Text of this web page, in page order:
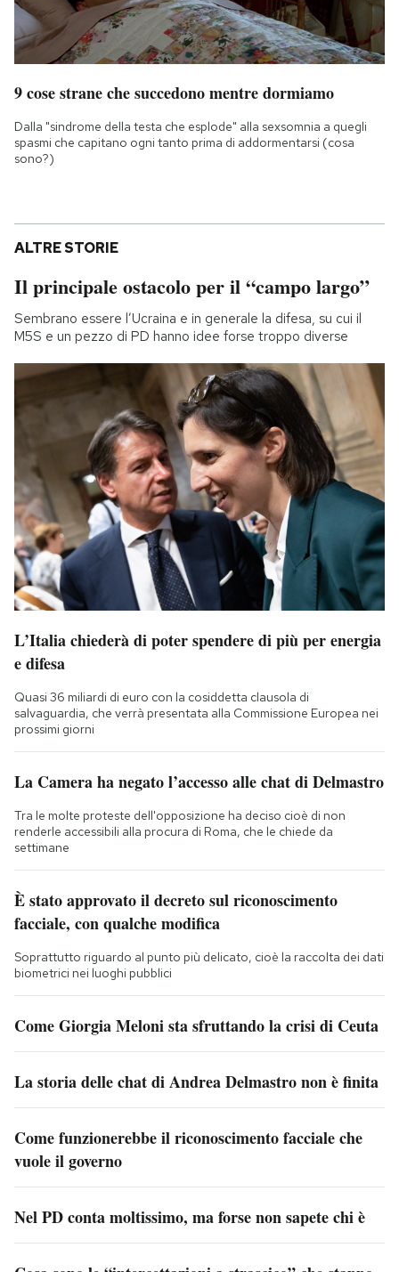
9 cose strane che succedono mentre dormiamo
Dalla "sindrome della testa che esplode" alla sexsomnia a quegli
spasmi che capitano ogni tanto prima di addormentarsi (cosa
sono?)
ALTRE STORIE
Il principale ostacolo per il “campo largo”
Sembrano essere l’Ucraina e in generale la difesa, su cui il
M5S e un pezzo di PD hanno idee forse troppo diverse
L’Italia chiederà di poter spendere di più per energia
e difesa
Quasi 36 miliardi di euro con la cosiddetta clausola di
salvaguardia, che verrà presentata alla Commissione Europea nei
prossimi giorni
La Camera ha negato l’accesso alle chat di Delmastro
Tra le molte proteste dell'opposizione ha deciso cioè di non
renderle accessibili alla procura di Roma, che le chiede da
settimane
È stato approvato il decreto sul riconoscimento
facciale, con qualche modifica
Soprattutto riguardo al punto più delicato, cioè la raccolta dei dati
biometrici nei luoghi pubblici
Come Giorgia Meloni sta sfruttando la crisi di Ceuta
La storia delle chat di Andrea Delmastro non è finita
Come funzionerebbe il riconoscimento facciale che
vuole il governo
Nel PD conta moltissimo, ma forse non sapete chi è